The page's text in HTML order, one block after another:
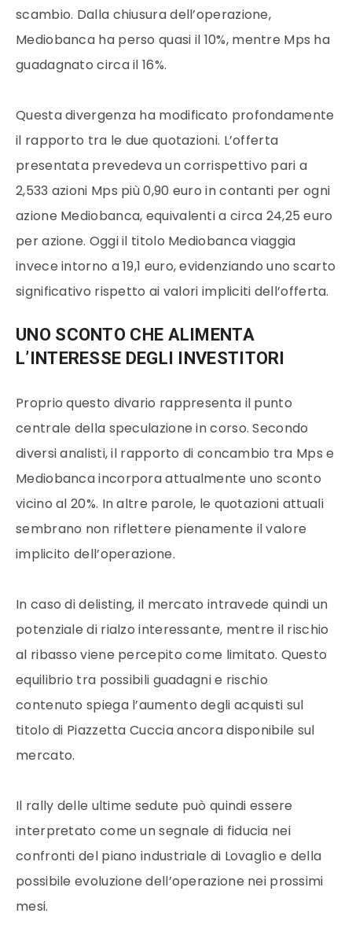
scambio. Dalla chiusura dell’operazione,
Mediobanca ha perso quasi il 10%, mentre Mps ha
guadagnato circa il 16%.
Questa divergenza ha modificato profondamente
il rapporto tra le due quotazioni. L’offerta
presentata prevedeva un corrispettivo pari a
2,533 azioni Mps più 0,90 euro in contanti per ogni
azione Mediobanca, equivalenti a circa 24,25 euro
per azione. Oggi il titolo Mediobanca viaggia
invece intorno a 19,1 euro, evidenziando uno scarto
significativo rispetto ai valori impliciti dell’offerta.
UNO SCONTO CHE ALIMENTA
L’INTERESSE DEGLI INVESTITORI
Proprio questo divario rappresenta il punto
centrale della speculazione in corso. Secondo
diversi analisti, il rapporto di concambio tra Mps e
Mediobanca incorpora attualmente uno sconto
vicino al 20%. In altre parole, le quotazioni attuali
sembrano non riflettere pienamente il valore
implicito dell’operazione.
In caso di delisting, il mercato intravede quindi un
potenziale di rialzo interessante, mentre il rischio
al ribasso viene percepito come limitato. Questo
equilibrio tra possibili guadagni e rischio
contenuto spiega l’aumento degli acquisti sul
titolo di Piazzetta Cuccia ancora disponibile sul
mercato.
Il rally delle ultime sedute può quindi essere
interpretato come un segnale di fiducia nei
confronti del piano industriale di Lovaglio e della
possibile evoluzione dell’operazione nei prossimi
mesi.